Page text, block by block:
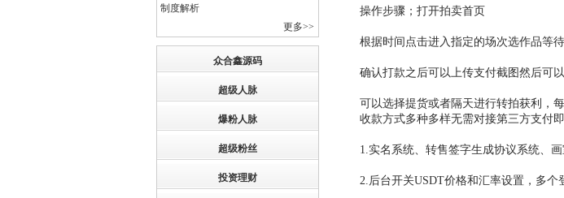
制度解析
更多>>
众合鑫源码
超级人脉
爆粉人脉
超级粉丝
投资理财
操作步骤；打开拍卖首页
根据时间点击进入指定的场次选作品等
确认打款之后可以上传支付截图然后可
可以选择提货或者隔天进行转拍获利，
收款方式多种多样无需对接第三方支付
1.实名系统、转售签字生成协议系统、
2.后台开关USDT价格和汇率设置，多个